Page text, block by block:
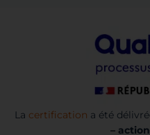
La certification a été
–